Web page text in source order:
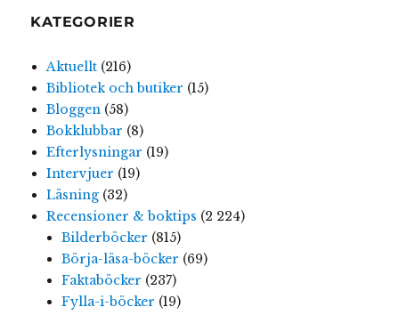
KATEGORIER
Aktuellt(216)
Bibliotek och butiker (15)
Bloggen (58)
Bokklubbar (8)
Efterlysningar (19)
Intervjuer (19)
Läsning(32)
Recensioner & boktips (2 224)
Bilderböcker (815)
Börja-läsa-böcker (69)
Faktaböcker (237)
Fylla-i-böcker (19)